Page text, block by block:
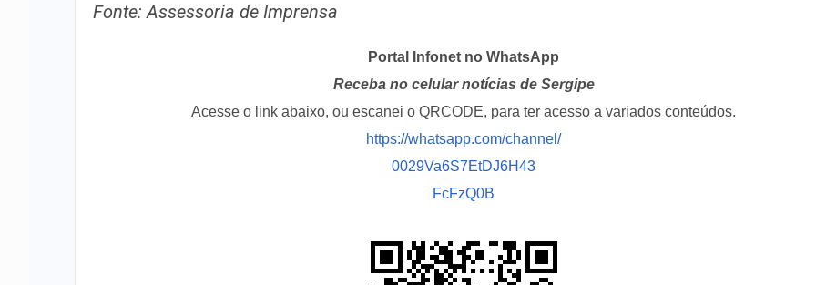
Fonte: Assessoria de Imprensa
Portal Infonet no WhatsApp
Receba no celular notícias de Sergipe
Acesse o link abaixo, ou escanei o QRCODE, para ter acesso a variados conteúdos.
https://whatsapp.com/channel/
0029Va6S7EtDJ6H43
FcFzQ0B